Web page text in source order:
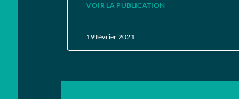
VOIR LA PUBLICATION
19 février 2021